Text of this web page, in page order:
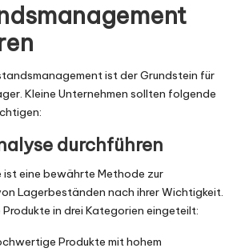
ist der Grundstein für
Kleine Unternehmen sollten folgende
durchführen
eine bewährte Methode zur
Lagerbeständen nach ihrer Wichtigkeit.
in drei Kategorien eingeteilt:
Produkte mit hohem